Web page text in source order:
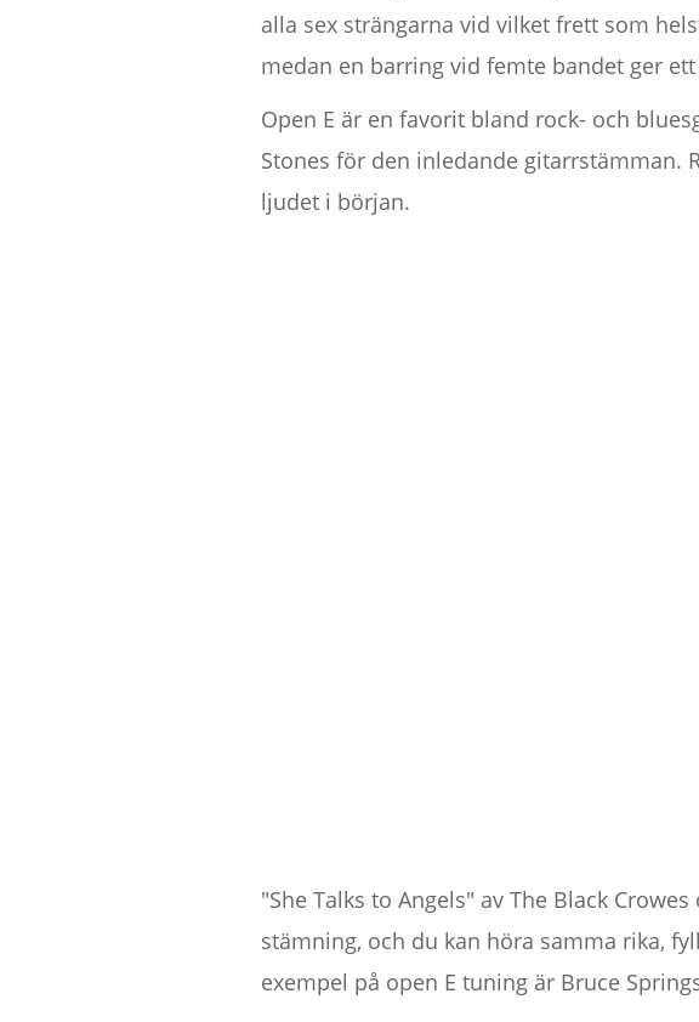
alla sex strängarna vid vilket frett som
medan en barring vid femte bandet ger
Open E är en favorit bland rock- och
Stones för den inledande gitarrstämman.
ljudet i början.
"She Talks to Angels" av The Black
stämning, och du kan höra samma rika,
exempel på open E tuning är Bruce